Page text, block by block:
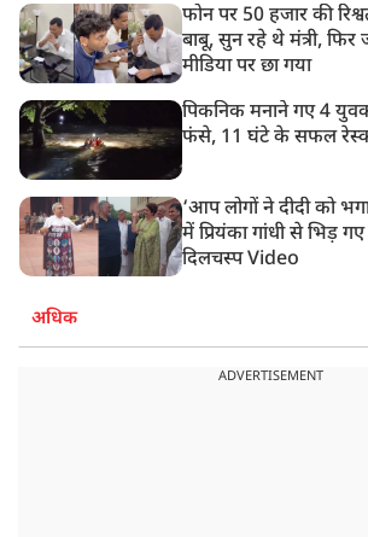
फोन पर 50 हजार की
बाबू, सुन रहे थे मंत्री, फिर
मीडिया पर छा गया
पिकनिक मनाने गए 4
फंसे, 11 घंटे के सफल
‘आप लोगों ने दीदी को
में प्रियंका गांधी से भिड़
दिलचस्प Video
अधिक
ADVERTISEMENT